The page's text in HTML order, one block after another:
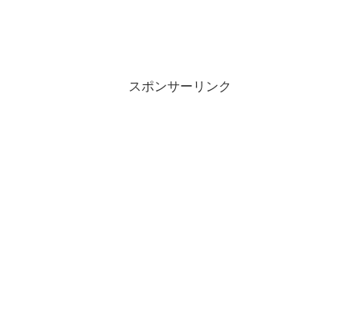
スポンサーリンク